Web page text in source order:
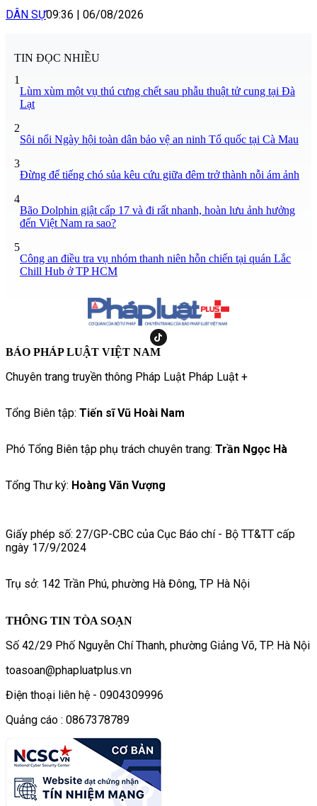
DÂN SỰ09:36 06/08/2026
TIN ĐỌC NHIỀU
1
Lùm xùm một vụ thú cưng chết sau phẫu thuật tử cung tại Đà
Lạt
2
Sôi nổi Ngày hội toàn dân bảo vệ an ninh Tổ quốc tại Cà Mau
3
Đừng để tiếng chó sủa kêu cứu giữa đêm trở thành nỗi ám ảnh
4
Bão Dolphin giật cấp 17 và đi rất nhanh, hoàn lưu ảnh hưởng
đến Việt Nam ra sao?
5
Công an điều tra vụ nhóm thanh niên hỗn chiến tại quán Lắc
Chill Hub ở TP HCM
BÁO PHÁP LUẬT VIỆT NAM
Chuyên trang truyền thông Pháp Luật Pháp Luật +
Tổng Biên tập: Tiến sĩ Vũ Hoài Nam
Phó Tổng Biên tập phụ trách chuyên trang: Trần Ngọc Hà
Tổng Thư ký: Hoàng Văn Vượng
Giấy phép số: 27/GP-CBC của Cục Báo chí - Bộ TT&TT cấp
ngày 17/9/2024
Trụ sở: 142 Trần Phú, phường Hà Đông, TP Hà Nội
THÔNG TIN TÒA SOẠN
Số 42/29 Phố Nguyễn Chí Thanh, phường Giảng Võ, TP. Hà Nội
toasoan@phapluatplus.vn
Điện thoại liên hệ - 0904309996
Quảng cáo : 0867378789